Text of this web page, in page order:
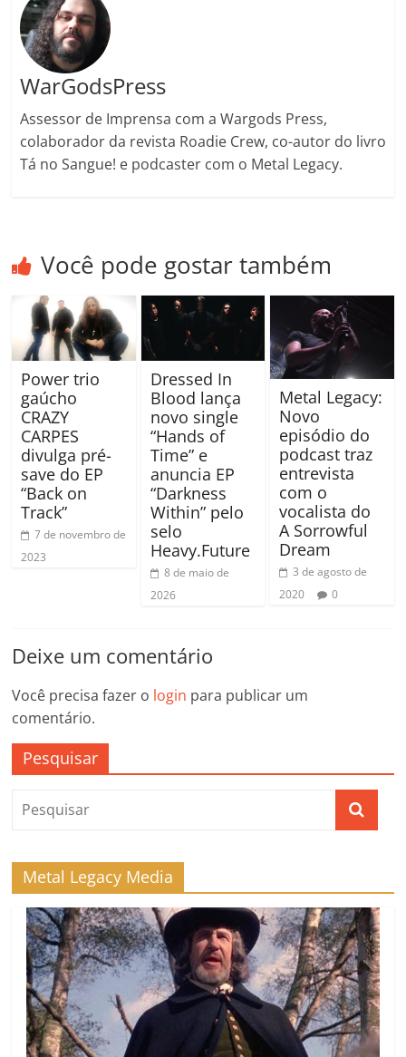
WarGodsPress
Assessor de Imprensa com a Wargods Press,
colaborador da revista Roadie Crew, co-autor do livro
Tá no Sangue! e podcaster com o Metal Legacy.
Você pode gostar também
Power trio
gaúcho
CRAZY
CARPES
divulga pré-
save do EP
“Back on
Track”
7 de novembro de
2023
Dressed In
Blood lança
novo single
“Hands of
Time” e
anuncia EP
“Darkness
Within” pelo
selo
Heavy.Future
8 de maio de
2026
Metal Legacy:
Novo
episódio do
podcast traz
entrevista
com o
vocalista do
A Sorrowful
Dream
3 de agosto de
2020
0
Deixe um comentário
Você precisa fazer o login para publicar um
comentário.
Pesquisar
Metal Legacy Media